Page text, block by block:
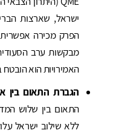
ישראל, שארצות
מבקשות ערב
האמירויות הוא
הגברת התאום בין
התאום בין שלוש
ללא שילוב ישראל